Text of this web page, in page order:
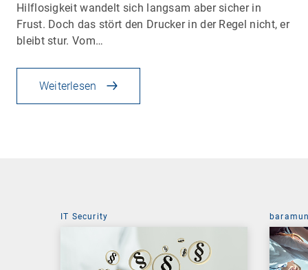
Hilflosigkeit wandelt sich langsam aber sicher in
Frust. Doch das stört den Drucker in der Regel nicht, er
bleibt stur. Vom…
Weiterlesen
IT Security